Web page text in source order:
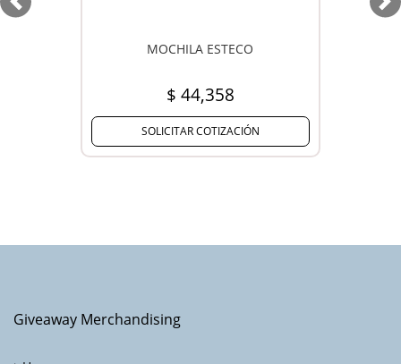
Previous
MOCHILA ESTECO
$ 44,358
SOLICITAR COTIZACIÓN
Giveaway Merchandising